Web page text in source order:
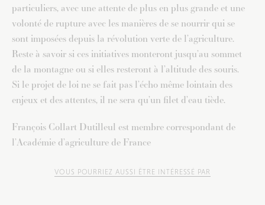
particuliers, avec une attente de plus en plus grande et une
volonté de rupture avec les manières de se nourrir qui se
sont imposées depuis la révolution verte de l’agriculture.
Reste à savoir si ces initiatives monteront jusqu’au sommet
de la montagne ou si elles resteront à l’altitude des souris.
Si le projet de loi ne se fait pas l’écho même lointain des
enjeux et des attentes, il ne sera qu’un filet d’eau tiède.
François Collart Dutilleul est membre correspondant de
l’Académie d’agriculture de France
VOUS POURRIEZ AUSSI ÊTRE INTÉRESSÉ PAR